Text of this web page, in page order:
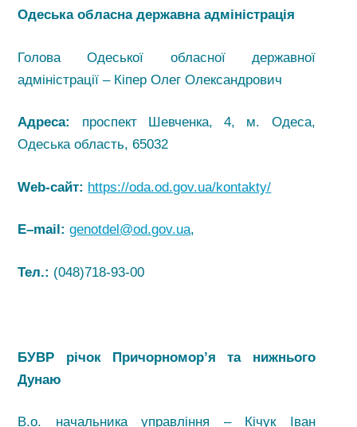
Одеська обласна державна адміністрація
Голова Одеської обласної державної
адміністрації – Кіпер Олег Олександрович
Адреса:
проспект Шевченка, 4, м. Одеса,
Одеська область, 65032
Web-сайт: https://oda.od.gov.ua/kontakty/
E–mail :genotdel@od.gov.ua,
Тел.: (048)718-93-00
БУВР річок Причорномор’я та нижнього
Дунаю
В.о. начальника управління – Кічук Іван